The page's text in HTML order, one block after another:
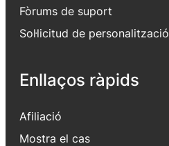
Fòrums de suport
Sol·licitud de personalització
Enllaços ràpids
Afiliació
Mostra el cas